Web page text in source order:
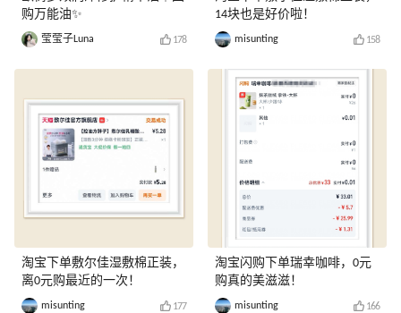
购万能油✨
莹莹子Luna 178
淘宝下单敷尔佳湿敷棉正装，
离0元购最近的一次！
misunting 177
14块也是好价啦！
misunting 158
淘宝闪购下单瑞幸咖啡，0元
购真的美滋滋！
misunting 166